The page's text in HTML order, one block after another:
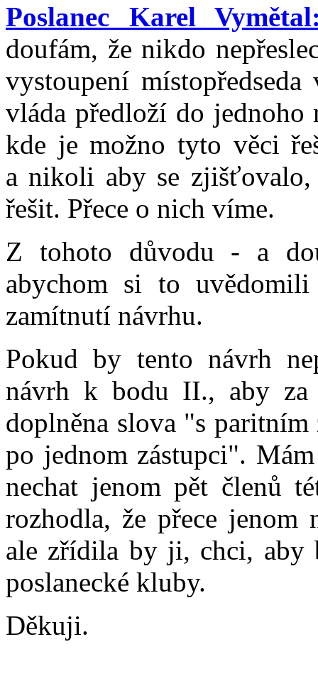
Poslanec Karel
doufám, že nikdo
vystoupení
vláda předloží do jednoho
kde je možno tyto věci
a nikoli aby se zjišťovalo,
řešit. Přece o nich víme.
Z tohoto důvodu - a
abychom si to
zamítnutí návrhu.
Pokud by tento návrh
návrh k bodu II., aby
doplněna slova "s
po jednom zástupci".
nechat jenom pět členů
rozhodla, že přece jenom
ale zřídila by ji, chci, aby
poslanecké kluby.
Děkuji.